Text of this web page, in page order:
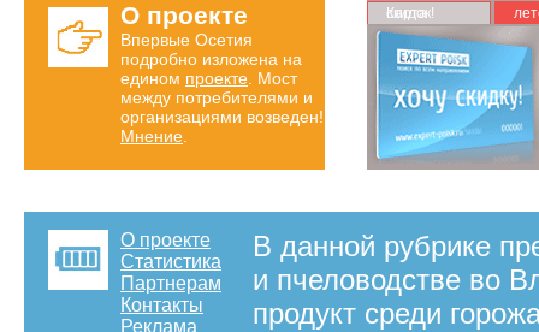
О проекте
Впервые Осетия
подробно изложена на
едином проекте . Мост
между потребителями и
организациями возведен!
Мнение
Карта скидок!
О проекте
Статистика
Партнерам
Контакты
Реклама
В данной рубрике
и пчеловодстве во
продукт среди